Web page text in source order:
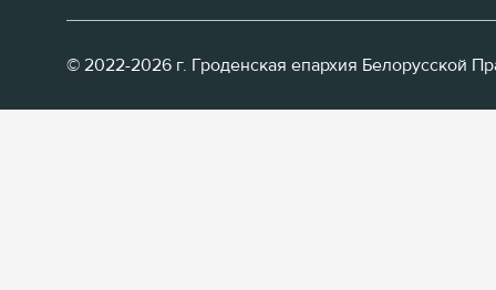
© 2022-2026 г. Гроденская епархия Белорусской